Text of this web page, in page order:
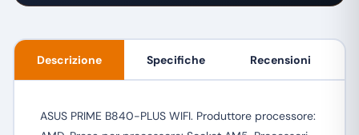
Descrizione Specifiche Recensioni
ASUS PRIME B840-PLUS WIFI. Produttore processore: